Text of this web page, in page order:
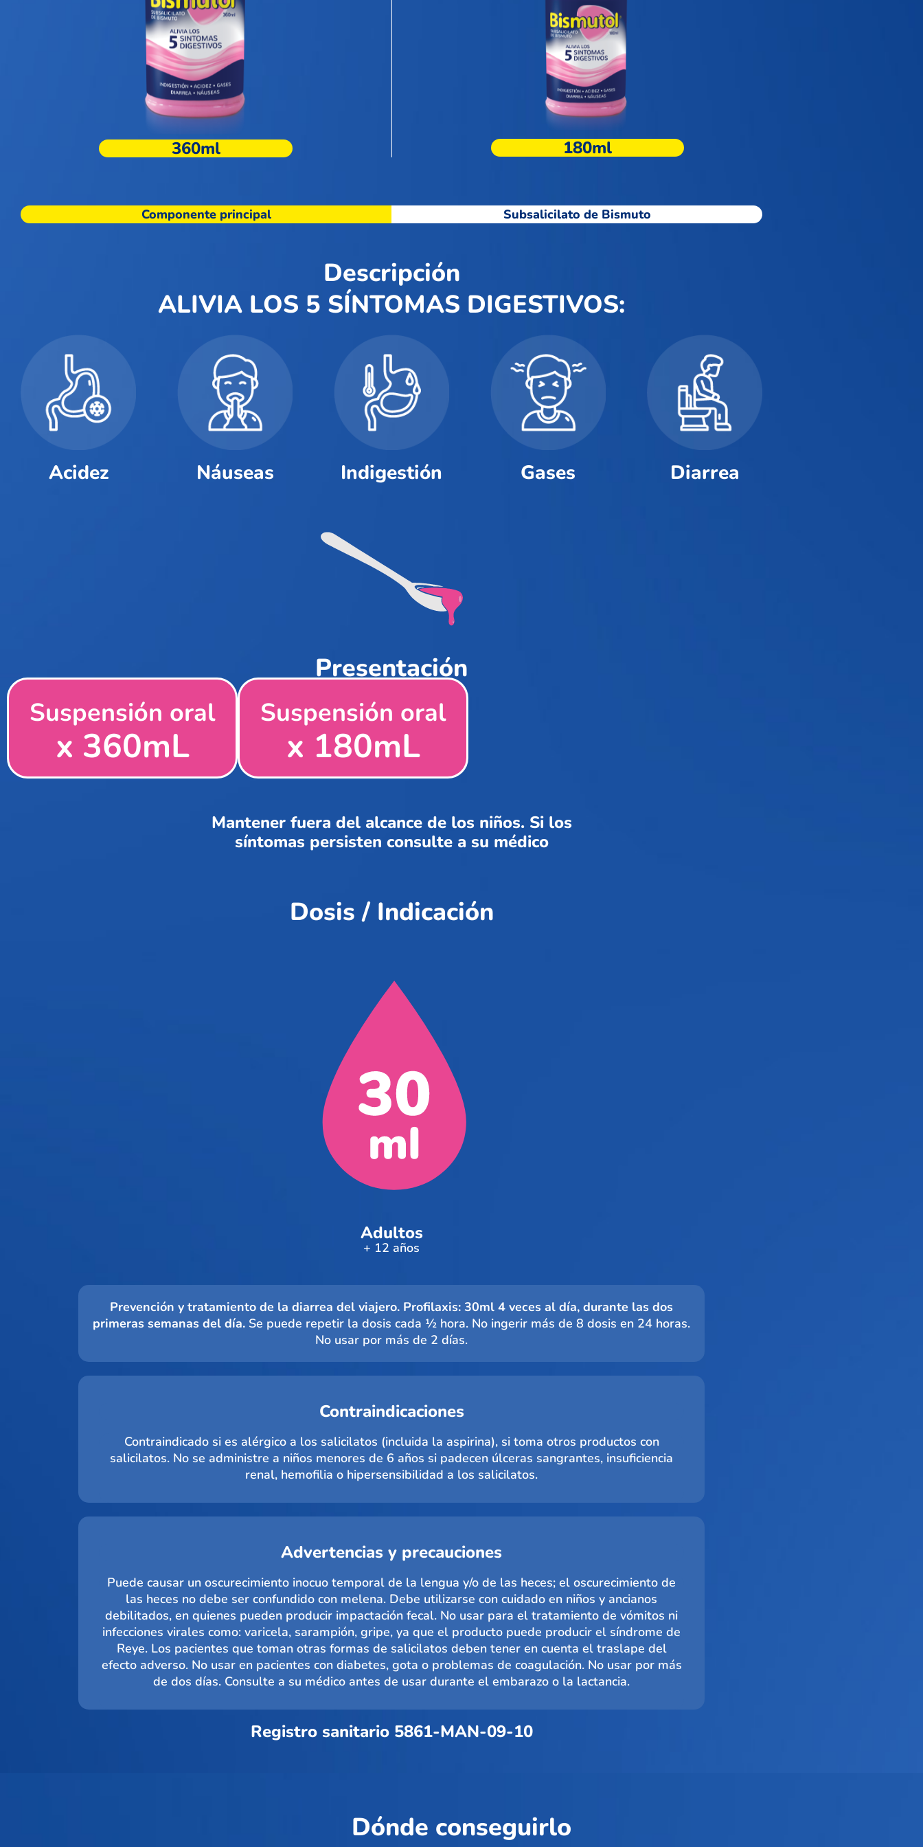
360ml 180ml
Componente principal Subsalicilato de Bismuto
Descripción
ALIVIA LOS 5 SÍNTOMAS DIGESTIVOS:
Acidez Náuseas Indigestión Gases Diarrea
Presentación
Suspensión oral
x 360mL
Suspensión oral
x 180mL
Mantener fuera del alcance de los niños. Si los
síntomas persisten consulte a su médico
Dosis / Indicación
Adultos
+ 12 años
Prevención y tratamiento de la diarrea del viajero. Profilaxis: 30ml 4 veces al día, durante las dos
primeras semanas del día. Se puede repetir la dosis cada ½ hora. No ingerir más de 8 dosis en 24 horas.
No usar por más de 2 días.
Contraindicaciones
Contraindicado si es alérgico a los salicilatos (incluida la aspirina), si toma otros productos con
salicilatos. No se administre a niños menores de 6 años si padecen úlceras sangrantes, insuficiencia
renal, hemofilia o hipersensibilidad a los salicilatos.
Advertencias y precauciones
Puede causar un oscurecimiento inocuo temporal de la lengua y/o de las heces; el oscurecimiento de
las heces no debe ser confundido con melena. Debe utilizarse con cuidado en niños y ancianos
debilitados, en quienes pueden producir impactación fecal. No usar para el tratamiento de vómitos ni
infecciones virales como: varicela, sarampión, gripe, ya que el producto puede producir el síndrome de
Reye. Los pacientes que toman otras formas de salicilatos deben tener en cuenta el traslape del
efecto adverso. No usar en pacientes con diabetes, gota o problemas de coagulación. No usar por más
de dos días. Consulte a su médico antes de usar durante el embarazo o la lactancia.
Registro sanitario 5861-MAN-09-10
Dónde conseguirlo